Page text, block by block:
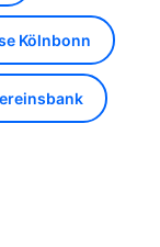
Kölnbonn